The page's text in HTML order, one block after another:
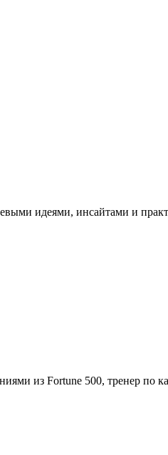
идеями, инсайтами и
из Fortune 500, тренер по